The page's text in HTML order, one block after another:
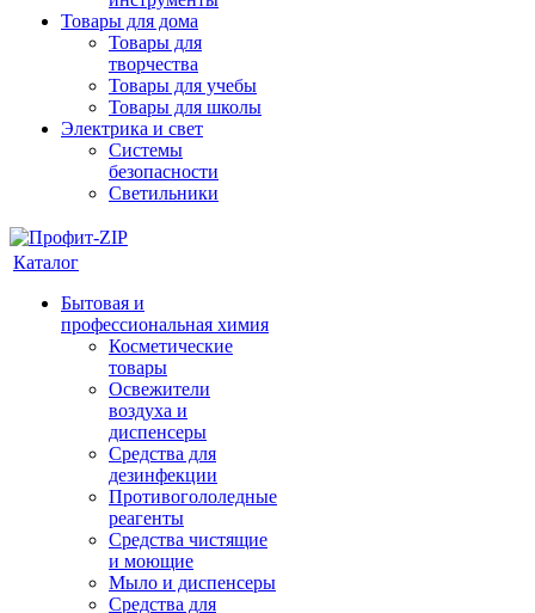
Товары для дома
Товары для
творчества
Товары для учебы
Товары для школы
Электрика и свет
Системы
безопасности
Светильники
Каталог
Бытовая и
профессиональная химия
Косметические
товары
Освежители
воздуха и
диспенсеры
Средства для
дезинфекции
Противогололедные
реагенты
Средства чистящие
и моющие
Мыло и диспенсеры
Средства для